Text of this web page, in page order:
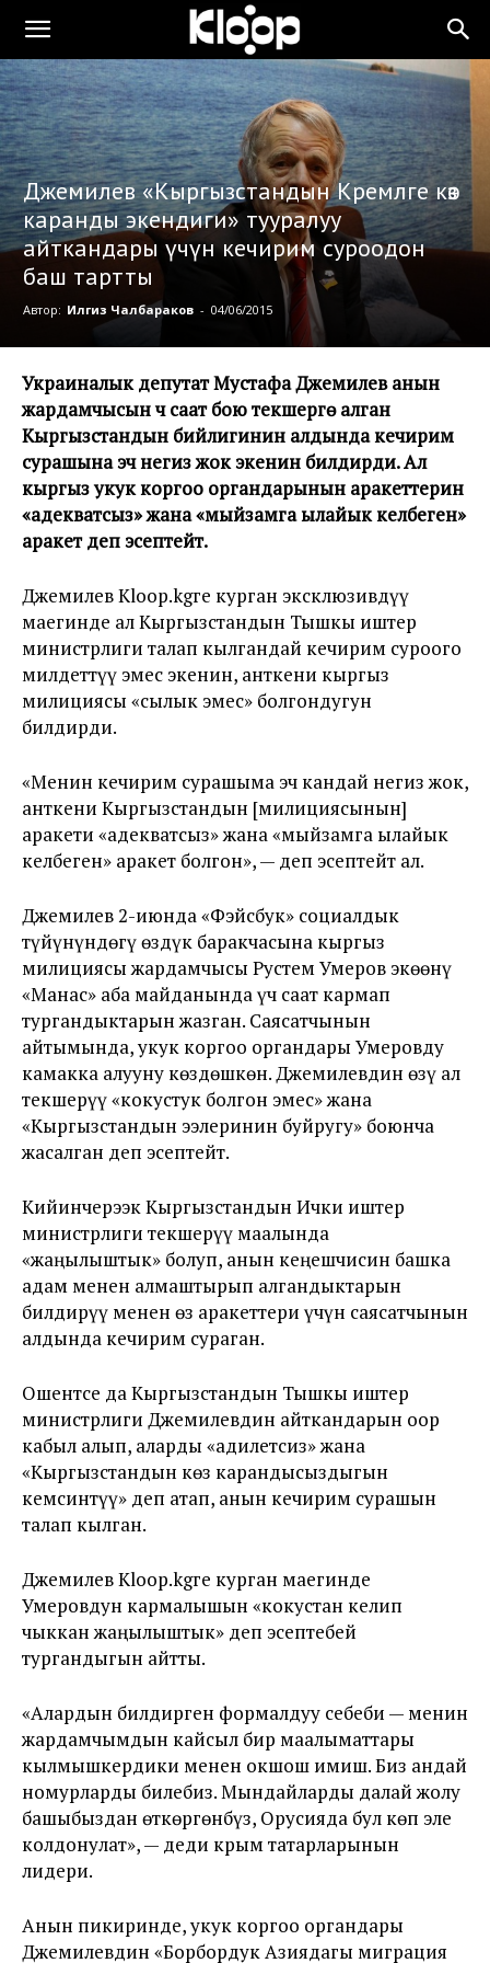
Джемилев «Кыргызстандын Кремлге көз
каранды экендиги» тууралуу
айткандары үчүн кечирим суроодон
баш тартты
Автор: Илгиз Чалбараков - 04/06/2015
Украиналык депутат Мустафа Джемилев анын
жардамчысын үч саат бою текшерүүгө алган
Кыргызстандын бийлигинин алдында кечирим
сурашына эч негиз жок экенин билдирди. Ал
кыргыз укук коргоо органдарынын аракеттерин
«адекватсыз» жана «мыйзамга ылайык келбеген»
аракет деп эсептейт.
Джемилев Kloop.kgге курган эксклюзивдүү
маегинде ал Кыргызстандын Тышкы иштер
министрлиги талап кылгандай кечирим суроого
милдеттүү эмес экенин, анткени кыргыз
милициясы «сылык эмес» болгондугун
билдирди.
«Менин кечирим сурашыма эч кандай негиз жок,
анткени Кыргызстандын [милициясынын]
аракети «адекватсыз» жана «мыйзамга ылайык
келбеген» аракет болгон», — деп эсептейт ал.
Джемилев 2-июнда «Фэйсбук» социалдык
түйүнүндөгү өздүк баракчасына кыргыз
милициясы жардамчысы Рустем Умеров экөөнү
«Манас» аба майданында үч саат кармап
тургандыктарын жазган. Саясатчынын
айтымында, укук коргоо органдары Умеровду
камакка алууну көздөшкөн. Джемилевдин өзү ал
текшерүү «кокустук болгон эмес» жана
«Кыргызстандын ээлеринин буйругу» боюнча
жасалган деп эсептейт.
Кийинчерээк Кыргызстандын Ички иштер
министрлиги текшерүү маалында
«жаңылыштык» болуп, анын кеңешчисин башка
адам менен алмаштырып алгандыктарын
билдирүү менен өз аракеттери үчүн саясатчынын
алдында кечирим сураган.
Ошентсе да Кыргызстандын Тышкы иштер
министрлиги Джемилевдин айткандарын оор
кабыл алып, аларды «адилетсиз» жана
«Кыргызстандын көз карандысыздыгын
кемсинтүү» деп атап, анын кечирим сурашын
талап кылган.
Джемилев Kloop.kgге курган маегинде
Умеровдун кармалышын «кокустан келип
чыккан жаңылыштык» деп эсептебей
тургандыгын айтты.
«Алардын билдирген формалдуу себеби — менин
жардамчымдын кайсыл бир маалыматтары
кылмышкердики менен окшош имиш. Биз андай
номурларды билебиз. Мындайларды далай жолу
башыбыздан өткөргөнбүз, Орусияда бул көп эле
колдонулат», — деди крым татарларынын
лидери.
Анын пикиринде, укук коргоо органдары
Джемилевдин «Борбордук Азиядагы миграция